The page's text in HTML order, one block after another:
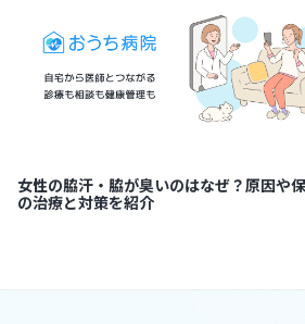
女性の脇汗・脇が臭いのはなぜ？原因や
の治療と対策を紹介